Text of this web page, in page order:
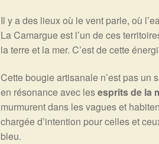
Il y a des lieux où le vent parle, où
La Camargue est l’un de ces
la terre et la mer. C’est de cette
Cette bougie artisanale n’est pas un
en résonance avec lesesprits de la
murmurent dans les vagues et
chargée d’intention pour celles et
bleu.